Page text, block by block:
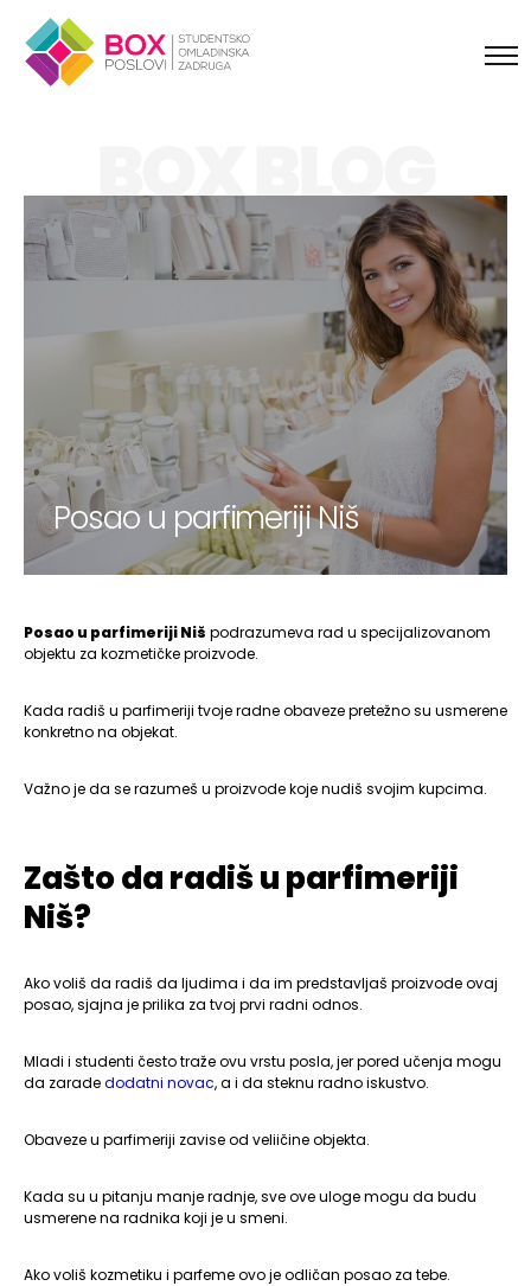
BOX BLOG
Posao u parfimeriji Niš
Posao u parfimeriji Niš podrazumeva rad u specijalizovanom
objektu za kozmetičke proizvode.
Kada radiš u parfimeriji tvoje radne obaveze pretežno su usmerene
konkretno na objekat.
Važno je da se razumeš u proizvode koje nudiš svojim kupcima.
Zašto da radiš u parfimeriji
Niš?
Ako voliš da radiš da ljudima i da im predstavljaš proizvode ovaj
posao, sjajna je prilika za tvoj prvi radni odnos.
Mladi i studenti često traže ovu vrstu posla, jer pored učenja mogu
da zaradedodatni novac, a i da steknu radno iskustvo.
Obaveze u parfimeriji zavise od veliičine objekta.
Kada su u pitanju manje radnje, sve ove uloge mogu da budu
usmerene na radnika koji je u smeni.
Ako voliš kozmetiku i parfeme ovo je odličan posao za tebe.